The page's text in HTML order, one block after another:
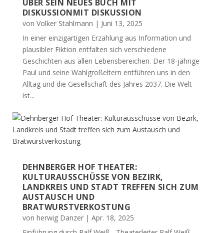
BER SEIN NEUES BUCH MIT D
ISKUSSIONMIT DISKUSSION
von Volker Stahlmann | Juni 13, 2025
In einer einzigartigen Erzählung aus Information und
plausibler Fiktion entfalten sich verschiedene
Geschichten aus allen Lebensbereichen. Der 18-jährige
Paul und seine Wahlgroßeltern entführen uns in den
Alltag und die Gesellschaft des Jahres 2037. Die Welt
ist...
DEHNBERGER HOF THEATER:
KULTURAUSSCHÜSSE VON BEZIRK,
LANDKREIS UND STADT TREFFEN SICH ZUM
AUSTAUSCH UND
BRATWURSTVERKOSTUNG
von herwig Danzer| Apr. 18, 2025